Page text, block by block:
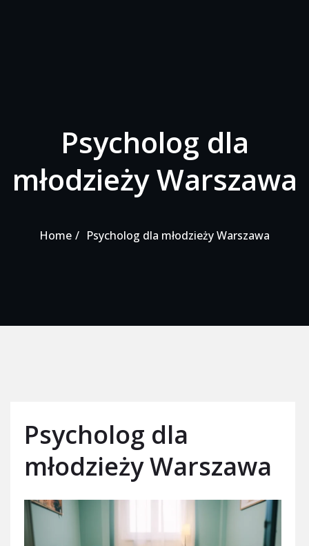
Psycholog dla
młodzieży Warszawa
Home Psycholog dla młodzieży Warszawa
Psycholog dla
młodzieży Warszawa